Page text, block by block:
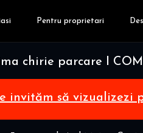
Pentru proprietari
chirie parcare I
invităm să vizualizezi